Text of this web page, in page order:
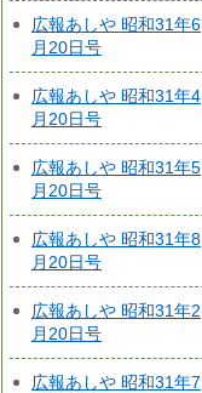
広報あしや 昭和31年6
月20日号
広報あしや 昭和31年4
月20日号
広報あしや 昭和31年5
月20日号
広報あしや 昭和31年8
月20日号
広報あしや 昭和31年2
月20日号
広報あしや 昭和31年7